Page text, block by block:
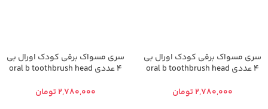
سری مسواک برقی کودک اورال بی
4 عددی oral b toothbrush head
تومان
سری مسواک برقی کودک اورال بی
4 عددی oral b toothbrush head
تومان